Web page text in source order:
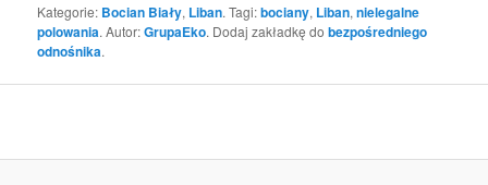
Kategorie: Bocian Biały, Liban. Tagi:bociany, Liban,nielegalne
polowania. Autor:GrupaEko. Dodaj zakładkę dobezpośredniego
odnośnika.